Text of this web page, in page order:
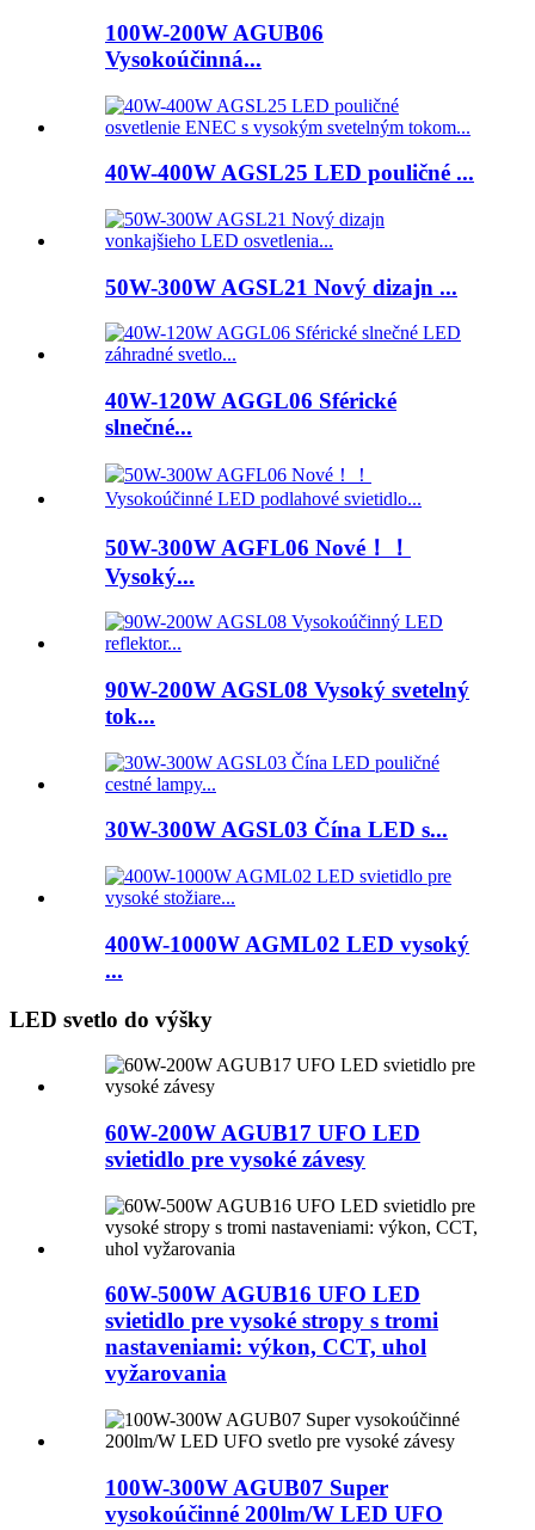
100W-200W AGUB06
Vysokoúčinná...
40W-400W AGSL25 LED pouličné ...
50W-300W AGSL21 Nový dizajn ...
40W-120W AGGL06 Sférické
slnečné...
50W-300W AGFL06 Nové！！
Vysoký...
90W-200W AGSL08 Vysoký svetelný
tok...
30W-300W AGSL03 Čína LED s...
400W-1000W AGML02 LED vysoký
...
LED svetlo do výšky
60W-200W AGUB17 UFO LED
svietidlo pre vysoké závesy
60W-500W AGUB16 UFO LED
svietidlo pre vysoké stropy s tromi
nastaveniami: výkon, CCT, uhol
vyžarovania
100W-300W AGUB07 Super
vysokoúčinné 200lm/W LED UFO